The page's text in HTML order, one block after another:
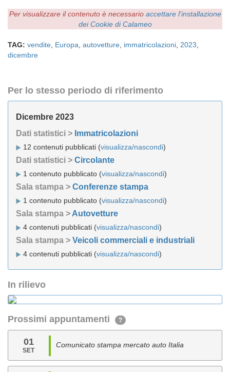
Per visualizzare il contenuto è necessario accettare l'installazione
dei Cookie di Calameo
TAG: vendite Europa autovetture immatricolazioni 2023
dicembre
Per lo stesso periodo di riferimento
Dicembre 2023
Dati statistici > Immatricolazioni
12 contenuti pubblicati (visualizza/nascondi)
Dati statistici > Circolante
1 contenuto pubblicato (visualizza/nascondi)
Sala stampa > Conferenze stampa
1 contenuto pubblicato (visualizza/nascondi)
Sala stampa > Autovetture
4 contenuti pubblicati (visualizza/nascondi)
Sala stampa > Veicoli commerciali e industriali
4 contenuti pubblicati (visualizza/nascondi)
In rilievo
Prossimi appuntamenti ?
01
SET
Comunicato stampa mercato auto Italia